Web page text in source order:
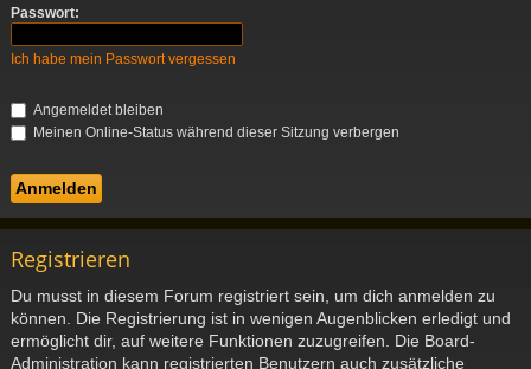
Passwort:
Ich habe mein Passwort vergessen
Angemeldet bleiben
Meinen Online-Status während dieser Sitzung verbergen
Registrieren
Du musst in diesem Forum registriert sein, um dich anmelden zu
können. Die Registrierung ist in wenigen Augenblicken erledigt und
ermöglicht dir, auf weitere Funktionen zuzugreifen. Die Board-
Administration kann registrierten Benutzern auch zusätzliche